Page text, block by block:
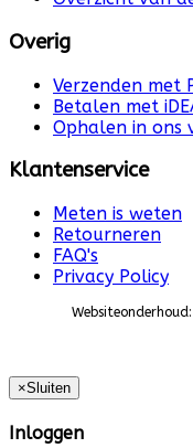
Overig
Verzenden met
Betalen met
Ophalen in ons
Klantenservice
Meten is weten
Retourneren
FAQ's
Privacy Policy
Websiteonderhoud:
×Sluiten
Inloggen